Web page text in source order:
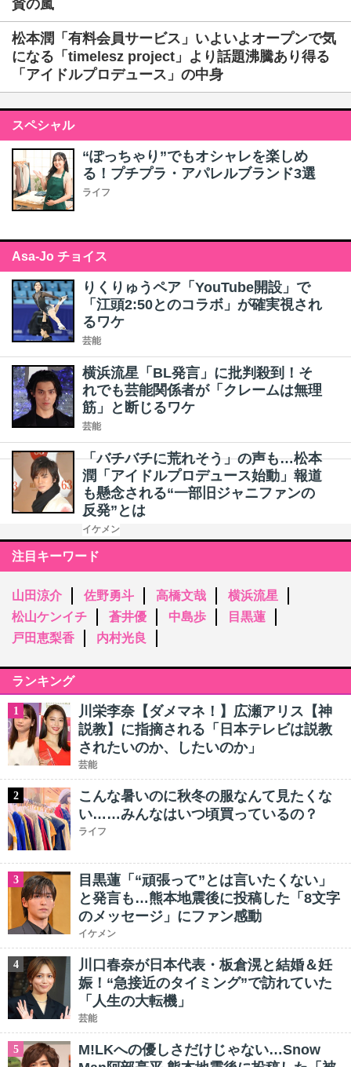
賛の嵐
松本潤「有料会員サービス」いよいよオープンで気
になる「timelesz project」より話題沸騰あり得る
「アイドルプロデュース」の中身
スペシャル
“ぽっちゃり”でもオシャレを楽しめ
る！プチプラ・アパレルブランド3選
ライフ
Asa-Jo チョイス
りくりゅうペア「YouTube開設」で
「江頭2:50とのコラボ」が確実視され
るワケ
芸能
横浜流星「BL発言」に批判殺到！そ
れでも芸能関係者が「クレームは無理
筋」と断じるワケ
芸能
「バチバチに荒れそう」の声も…松本
潤「アイドルプロデュース始動」報道
も懸念される“一部旧ジャニファンの
反発”とは
イケメン
注目キーワード
山田涼介 佐野勇斗 高橋文哉
横浜流星
松山ケンイチ
蒼井優 中島歩
目黒蓮
戸田恵梨香
内村光良
ランキング
1
川栄李奈【ダメマネ！】広瀬アリス【神
説教】に指摘される「日本テレビは説教
されたいのか、したいのか」
芸能
2
こんな暑いのに秋冬の服なんて見たくな
い……みんなはいつ頃買っているの？
ライフ
3
目黒蓮「“頑張って”とは言いたくない」
と発言も…熊本地震後に投稿した「8文字
のメッセージ」にファン感動
イケメン
4
川口春奈が日本代表・板倉滉と結婚＆妊
娠！“急接近のタイミング”で訪れていた
「人生の大転機」
芸能
5
M!LKへの優しさだけじゃない…Snow